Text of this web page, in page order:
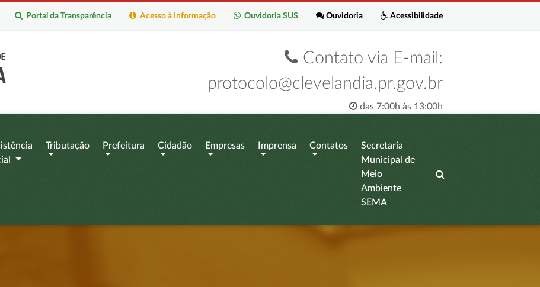
Acessibilidade
Ouvidoria
Ouvidoria SUS
Acesso à Informação
Portal da Transparência
Contato via E-mail:
protocolo@clevelandia.pr.gov.br
das 7:00h às 13:00h
Tributação Prefeitura Cidadão Empresas Imprensa Contatos
Secretaria
Municipal de
Meio
Ambiente
SEMA